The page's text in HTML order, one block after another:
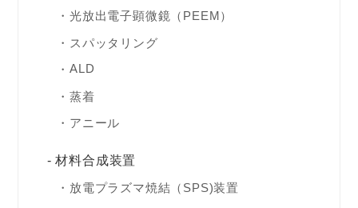
光放出電子顕微鏡（PEEM）
スパッタリング
ALD
蒸着
アニール
材料合成装置
放電プラズマ焼結（SPS)装置